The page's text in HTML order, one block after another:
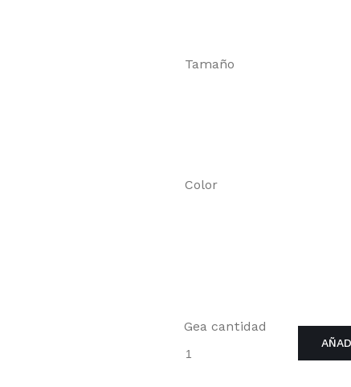
Tamaño
Color
Gea cantidad